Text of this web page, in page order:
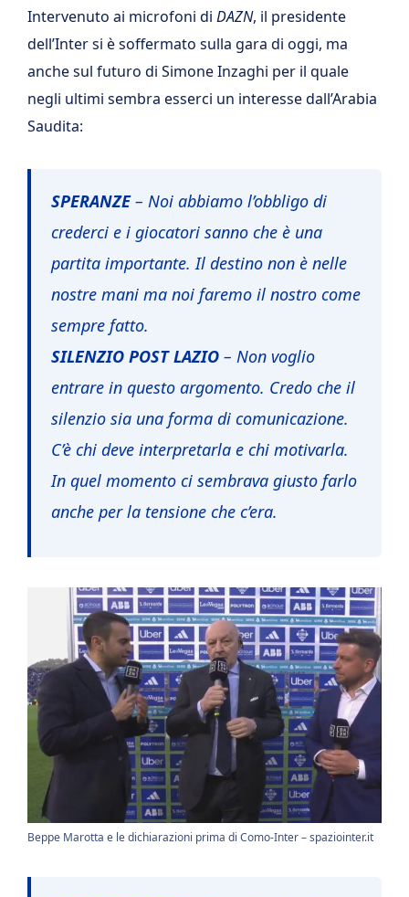
Intervenuto ai microfoni di DAZN, il presidente
dell’Inter si è soffermato sulla gara di oggi, ma
anche sul futuro di Simone Inzaghi per il quale
negli ultimi sembra esserci un interesse dall’Arabia
Saudita:
SPERANZE– Noi abbiamo l’obbligo di
crederci e i giocatori sanno che è una
partita importante. Il destino non è nelle
nostre mani ma noi faremo il nostro come
sempre fatto.
SILENZIO POST LAZIO – Non voglio
entrare in questo argomento. Credo che il
silenzio sia una forma di comunicazione.
C’è chi deve interpretarla e chi motivarla.
In quel momento ci sembrava giusto farlo
anche per la tensione che c’era.
Beppe Marotta e le dichiarazioni prima di Como-Inter – spaziointer.it